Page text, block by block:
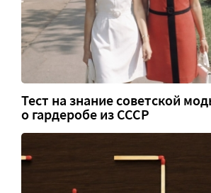
Тест на знание советской
о гардеробе из СССР